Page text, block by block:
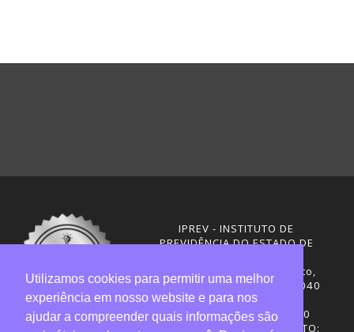
IPREV - INSTITUTO DE
PREVIDÊNCIA DO ESTADO DE
Rua Visconde de Ouro Preto,
291 – Centro - CEP: 88020-040
Florianópolis - SC
Telefones: (48) 3665-4600
HORÁRIO DE FUNCIONAMENTO:
Utilizamos cookies para permitir uma melhor
experiência em nosso website e para nos
ajudar a compreender quais informações são